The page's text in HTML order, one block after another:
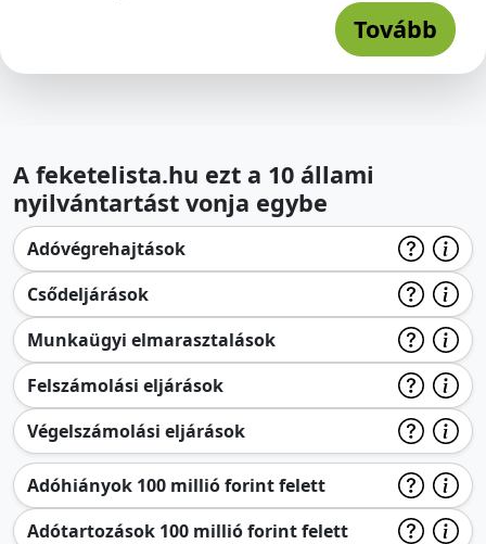
Tovább
A feketelista.hu ezt a 10 állami
nyilvántartást vonja egybe
Adóvégrehajtások
Csődeljárások
Munkaügyi elmarasztalások
Felszámolási eljárások
Végelszámolási eljárások
Adóhiányok 100 millió forint felett
Adótartozások 100 millió forint felett